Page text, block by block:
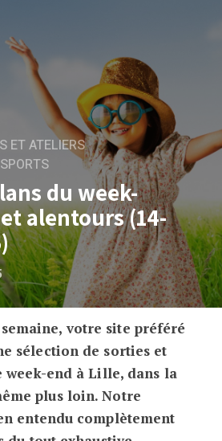
ET ATELIERS
SPORTS
du week-
alentours (14-
du week-end à Lille et
votre site préféré
sélection de sorties et
week-end à Lille, dans la
plus loin. Notre
entendu complètement